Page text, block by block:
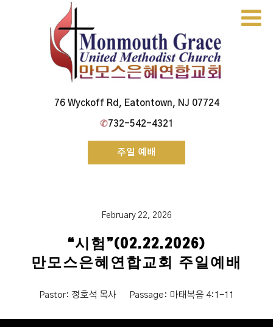
content
Monmouth Grace Church76 Wyckoff Rd, Eatontown, NJ 07724
✆732-542-4321
주일 예배
February 22, 2026
“시험”(02.22.2026)
만모스은혜연합교회 주일예배
Pastor: 정호석 목사 Passage: 마태복음 4:1-11